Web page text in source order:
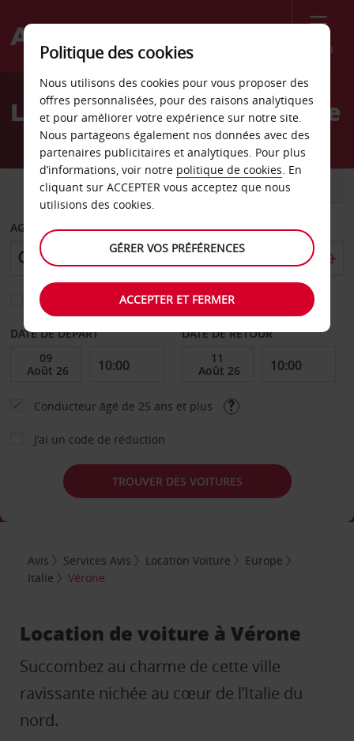
Menu
Welcome
AvisLocation de voiture Vérone
VOITURE UTILITAIRE
AGENCE DE DÉPART
Sélectionnez une autre agence de retour
DATE DE DÉPART DATE DE RETOUR
Conducteur âgé de 25 ans et plus
J’ai un code de réduction
TROUVER DES VOITURES
Avis Services Avis Location Voiture
Europe
Italie
Vérone
Location de voiture à Vérone
Succombez au charme de cette ville
ravissante nichée au cœur de l’Italie du
nord.
Politique des cookies
Nous utilisons des cookies pour vous proposer des
offres personnalisées, pour des raisons analytiques
et pour améliorer votre expérience sur notre site.
Nous partageons également nos données avec des
partenaires publicitaires et analytiques. Pour plus
d’informations, voir notre politique de cookies. En
cliquant sur ACCEPTER vous acceptez que nous
utilisions des cookies.
GÉRER VOS PRÉFÉRENCES
ACCEPTER ET FERMER